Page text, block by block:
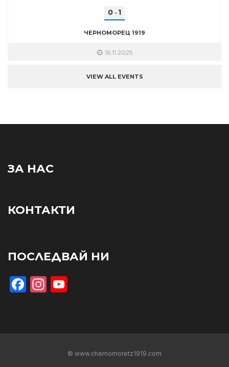
0 - 1
ЧЕРНОМОРЕЦ 1919
16.11.2025
VIEW ALL EVENTS
ЗА НАС
КОНТАКТИ
ПОСЛЕДВАЙ НИ
Facebook
Instagram
© www.chernomoretz1919.com